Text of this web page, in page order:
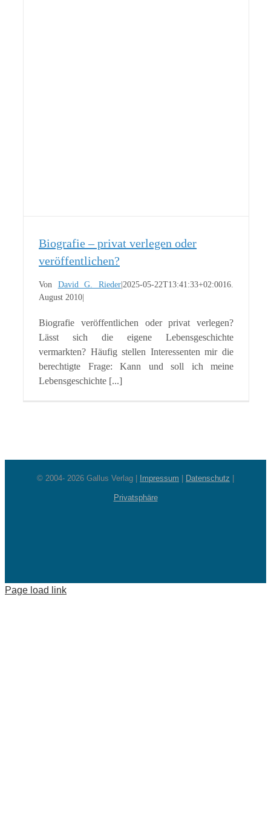
Biografie – privat verlegen oder
veröffentlichen?
Von David G. Rieder |2025-05-22T13:41:33+02:0016.
August 2010
Biografie veröffentlichen oder privat verlegen?
Lässt sich die eigene Lebensgeschichte
vermarkten? Häufig stellen Interessenten mir die
berechtigte Frage: Kann und soll ich meine
Lebensgeschichte [...]
© 2004- 2026 Gallus Verlag Impressum Datenschutz
Privatsphäre
Page load link